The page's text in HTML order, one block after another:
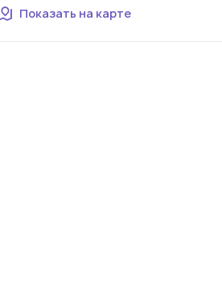
Показать на карте